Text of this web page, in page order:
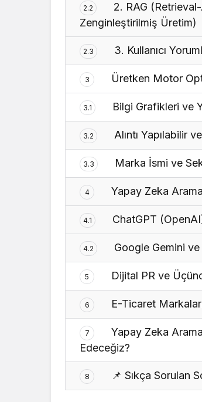
2.2
2. RAG
Zenginleştirilmiş Üretim)
2.3 3. Kullanıcı
3 Üretken Motor
3.1 Bilgi Grafikleri ve
3.2 Alıntı Yapılabilir
3.3 Marka İsmi ve
4 Yapay Zeka
4.1 ChatGPT
4.2 Google Gemini
5 Dijital PR ve
6 E-Ticaret
7
Yapay Zeka
Edeceğiz?
8 📌 Sıkça Sorulan